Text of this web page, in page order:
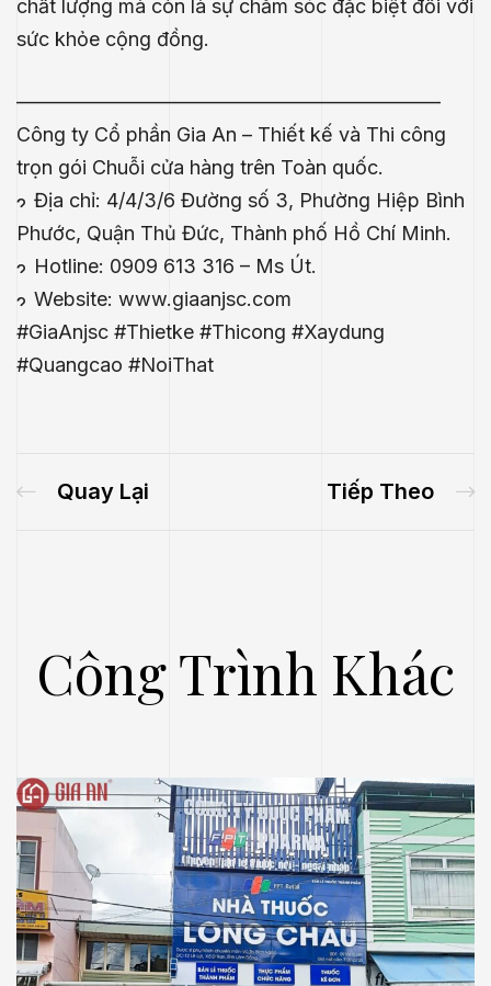
chất lượng mà còn là sự chăm sóc đặc biệt đối với
sức khỏe cộng đồng.
—————————————————————–
Công ty Cổ phần Gia An – Thiết kế và Thi công
trọn gói Chuỗi cửa hàng trên Toàn quốc.
Địa chỉ: 4/4/3/6 Đường số 3, Phường Hiệp Bình
Phước, Quận Thủ Đức, Thành phố Hồ Chí Minh.
Hotline: 0909 613 316 – Ms Út.
Website: www.giaanjsc.com
#GiaAnjsc #Thietke #Thicong #Xaydung
#Quangcao #NoiThat
Quay Lại Tiếp Theo
Công Trình Khác